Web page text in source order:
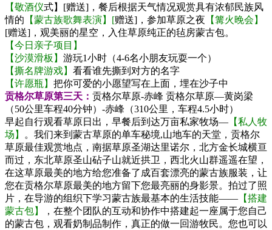
【敬酒仪式】[赠送]，餐后根据天气情况观赏具有浓郁民族风
情的 【蒙古族歌舞表演】[赠送]，参加草原之夜 【篝火晚会】
[赠送]，观美丽的星空，入住草原纯正的毡房蒙古包。
【今日亲子项目】
【沙漠滑板】 游玩1小时（4-6名小朋友玩耍一个）
【撕名牌游戏】 看看谁先撕到对方的名字
【许愿瓶】 把你可爱的小愿望写在上面，埋在沙子中
贡格尔草原第三天： 贡格尔草原-赤峰 贡格尔草原—黄岗梁
（50公里车程40分钟）-赤峰（310公里，车程4.5小时）
早起自行观看草原日出，早餐后到达万亩私家牧场— 【私人牧
场】
。我们来到蒙古草原的单车秘境,山地车的天堂，贡格尔
草原最佳观赏地点，南据草原圣湖达里诺尔，北方金长城横亘
而过，东北草原圣山砧子山就近拱卫，西北火山群遥遥在望，
在这草原最美的地方给您准备了成百套漂亮的蒙古族服装，让
您在贡格尔草原最美的地方留下您最亮丽的身影景。拍过了照
片，在导游的组织下学习蒙古族最基本的生活技能—— 【搭建
蒙古包】
，在整个团队的互动和协作中搭建起一座属于您自己
的蒙古包，观看奶制品制作，真正的做一回游牧民。您也可以